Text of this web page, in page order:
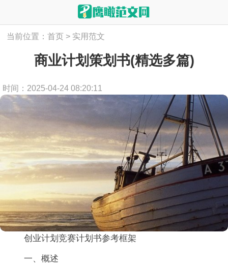
当前位置：首页 > 实用范文
商业计划策划书(精选多篇)
时间：2025-04-24 08:20:11
创业计划竞赛计划书参考框架
一、概述